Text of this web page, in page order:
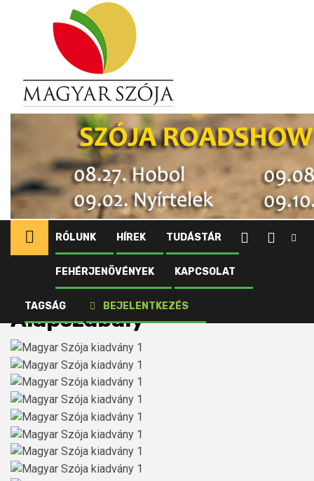
tartalomhoz
RÓLUNK HÍREK TUDÁSTÁR
FEHÉRJENÖVÉNYEK KAPCSOLAT
TAGSÁG BEJELENTKEZÉS
Kezdőlap Alapszabály
Alapszabály